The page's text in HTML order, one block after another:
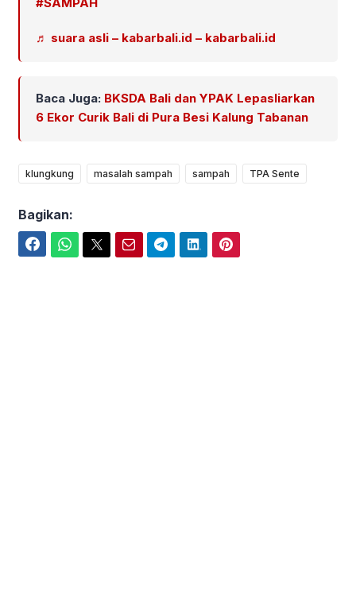
#SAMPAH
♬ suara asli – kabarbali.id – kabarbali.id
Baca Juga: BKSDA Bali dan YPAK Lepasliarkan
6 Ekor Curik Bali di Pura Besi Kalung Tabanan
klungkung masalah sampah sampah TPA Sente
Bagikan: